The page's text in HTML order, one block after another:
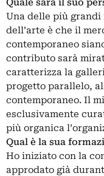
Quale sarà il suo
Una delle più grandi
dell’arte è che il
contemporaneo
contributo sarà
caratterizza la
progetto parallelo,
contemporaneo. Il
esclusivamente
più organica
Qual è la sua
Ho iniziato con la
approdato già